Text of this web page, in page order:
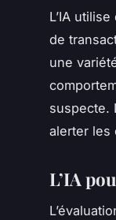
L’IA
de
une
suspecte.
alerter les
L’IA